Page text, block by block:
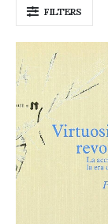
FILTERS